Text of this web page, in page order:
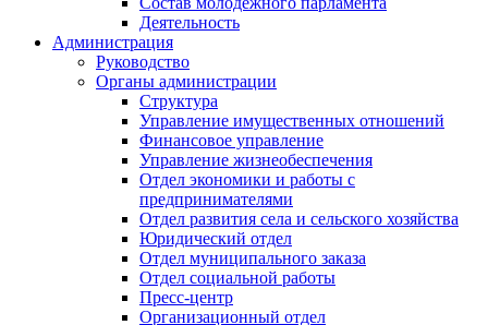
Деятельность
Администрация
Руководство
Органы администрации
Структура
Управление имущественных отношений
Финансовое управление
Управление жизнеобеспечения
Отдел экономики и работы с
предпринимателями
Отдел развития села и сельского хозяйства
Юридический отдел
Отдел муниципального заказа
Отдел социальной работы
Пресс-центр
Организационный отдел